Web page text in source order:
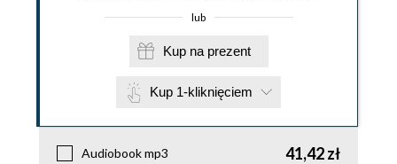
lub
Kup na prezent
Kup 1-kliknięciem
Audiobook mp3 41,42 zł